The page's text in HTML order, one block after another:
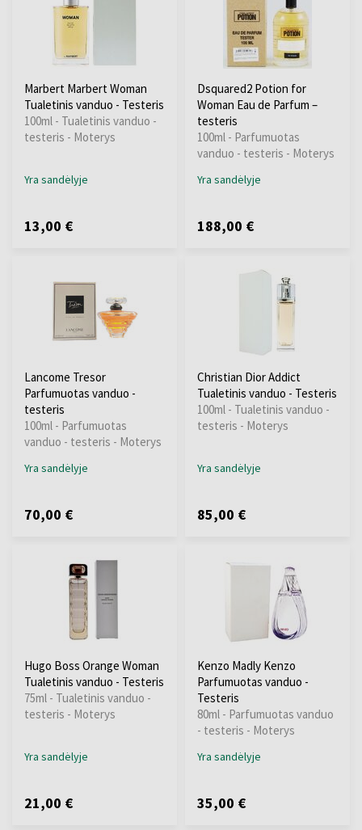
Marbert Marbert Woman
Tualetinis vanduo - Testeris
100ml - Tualetinis vanduo -
testeris - Moterys
Yra sandėlyje
13,00 €
Dsquared2 Potion for
Woman Eau de Parfum –
testeris
100ml - Parfumuotas
vanduo - testeris - Moterys
Yra sandėlyje
188,00 €
Lancome Tresor
Parfumuotas vanduo -
testeris
100ml - Parfumuotas
vanduo - testeris - Moterys
Yra sandėlyje
70,00 €
Christian Dior Addict
Tualetinis vanduo - Testeris
100ml - Tualetinis vanduo -
testeris - Moterys
Yra sandėlyje
85,00 €
Hugo Boss Orange Woman
Tualetinis vanduo - Testeris
75ml - Tualetinis vanduo -
testeris - Moterys
Yra sandėlyje
21,00 €
Kenzo Madly Kenzo
Parfumuotas vanduo -
Testeris
80ml - Parfumuotas vanduo
- testeris - Moterys
Yra sandėlyje
35,00 €